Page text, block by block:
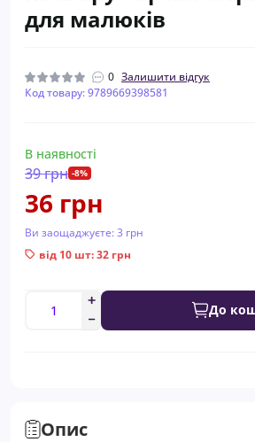
для малюків
0 Залишити відгук
Код товару: 9789669398581
В наявності
39 грн -8%
36 грн
Ви заощаджуєте:3 грн
від 10 шт: 32 грн
До
Опис